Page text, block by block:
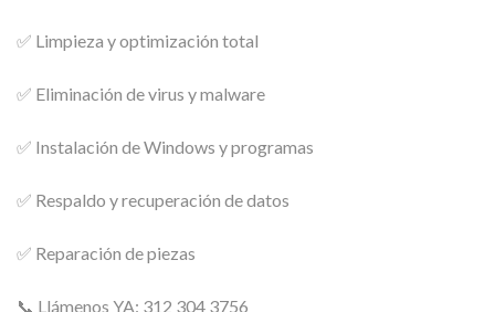
✅ Limpieza y optimización total
✅ Eliminación de virus y malware
✅ Instalación de Windows y programas
✅ Respaldo y recuperación de datos
✅ Reparación de piezas
📞 Llámenos YA: 312 304 3756